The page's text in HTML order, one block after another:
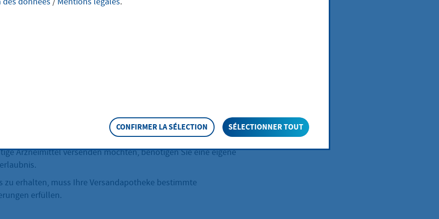
beantragen
apothekenpflichtige Arzneimittel versenden möchten, benötigen Sie
apothekenpflichtigen Arzneien ist erlaubnispflichtig. Für jede öffentliche
die Sie als Apothekeninhaberin oder Apothekeninhaber
Arzneimittel versenden möchten, benötigen Sie eine eigene
zu erhalten, muss Ihre Versandapotheke bestimmte
erfüllen.
CONFIRMER LA SÉLECTION SÉLECTIONNER TOUT